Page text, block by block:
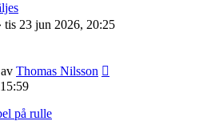
tis 23 jun 2026, 20:25
av Thomas Nilsson
på rulle